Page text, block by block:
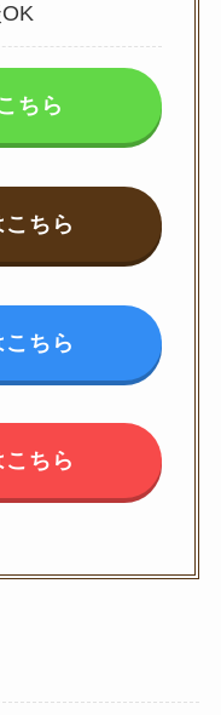
ちら
ちら
ちら
ちら